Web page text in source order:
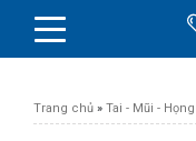
Trang chủ » Tai - Mũi - Họng